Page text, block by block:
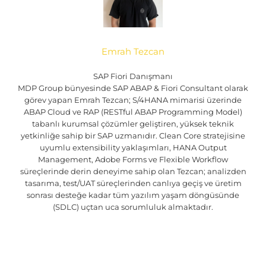
Emrah Tezcan
SAP Fiori Danışmanı
MDP Group bünyesinde SAP ABAP & Fiori Consultant olarak
görev yapan Emrah Tezcan; S/4HANA mimarisi üzerinde
ABAP Cloud ve RAP (RESTful ABAP Programming Model)
tabanlı kurumsal çözümler geliştiren, yüksek teknik
yetkinliğe sahip bir SAP uzmanıdır. Clean Core stratejisine
uyumlu extensibility yaklaşımları, HANA Output
Management, Adobe Forms ve Flexible Workflow
süreçlerinde derin deneyime sahip olan Tezcan; analizden
tasarıma, test/UAT süreçlerinden canlıya geçiş ve üretim
sonrası desteğe kadar tüm yazılım yaşam döngüsünde
(SDLC) uçtan uca sorumluluk almaktadır.